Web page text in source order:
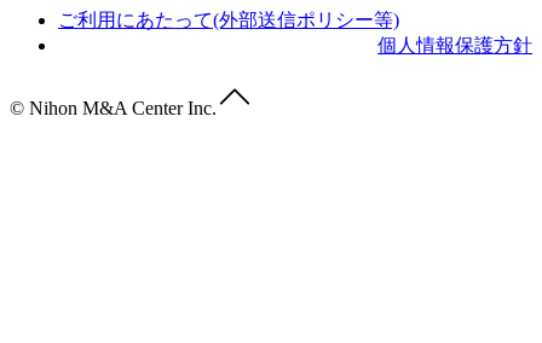
ご利用にあたって(外部送信ポリシー等)
個人情報保護方針
© Nihon M&A Center Inc.